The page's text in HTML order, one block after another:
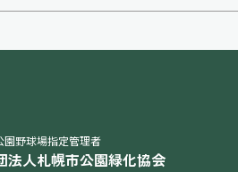
園野球場指定管理者
法人札幌市公園緑化協会